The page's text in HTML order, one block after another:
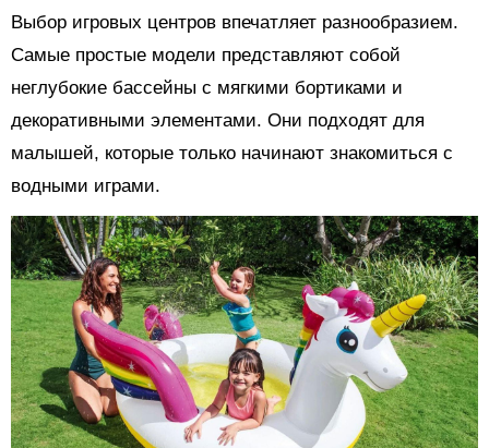
Выбор игровых центров впечатляет разнообразием.
Самые простые модели представляют собой
неглубокие бассейны с мягкими бортиками и
декоративными элементами. Они подходят для
малышей, которые только начинают знакомиться с
водными играми.